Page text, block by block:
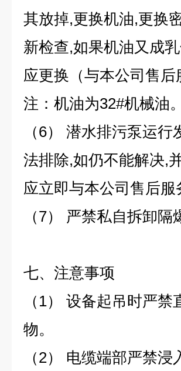
其放掉,更换机油,更换
新检查,如果机油又成
应更换（与本公司售后
注：机油为32#机械油。
（6） 潜水排污泵运
法排除,如仍不能解决,
应立即与本公司售后服
（7） 严禁私自拆卸
七、注意事项
（1） 设备起吊时严
物。
（2） 电缆端部严禁浸